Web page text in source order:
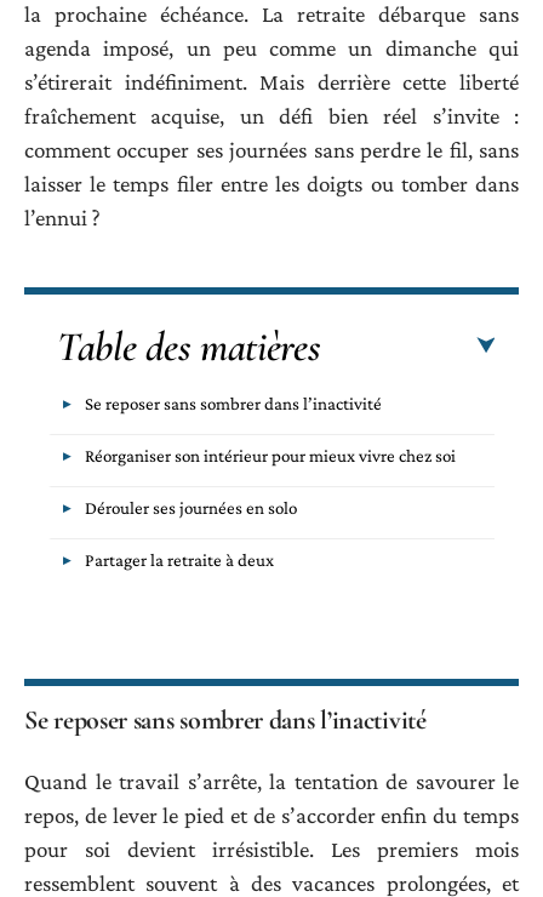
la prochaine échéance. La retraite débarque sans
agenda imposé, un peu comme un dimanche qui
s’étirerait indéfiniment. Mais derrière cette liberté
fraîchement acquise, un défi bien réel s’invite :
comment occuper ses journées sans perdre le fil, sans
laisser le temps filer entre les doigts ou tomber dans
l’ennui ?
Table des matières
Se reposer sans sombrer dans l’inactivité
Réorganiser son intérieur pour mieux vivre chez soi
Dérouler ses journées en solo
Partager la retraite à deux
Se reposer sans sombrer dans l’inactivité
Quand le travail s’arrête, la tentation de savourer le
repos, de lever le pied et de s’accorder enfin du temps
pour soi devient irrésistible. Les premiers mois
ressemblent souvent à des vacances prolongées, et